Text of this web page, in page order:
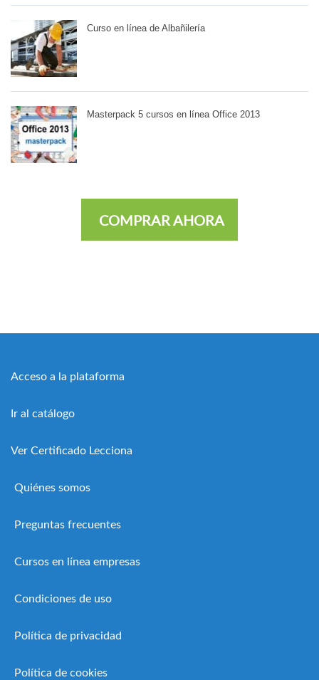
Curso en línea de Albañilería
Masterpack 5 cursos en línea Office 2013
COMPRAR AHORA
Acceso a la plataforma
Ir al catálogo
Ver Certificado Lecciona
Quiénes somos
Preguntas frecuentes
Cursos en línea empresas
Condiciones de uso
Política de privacidad
Política de cookies